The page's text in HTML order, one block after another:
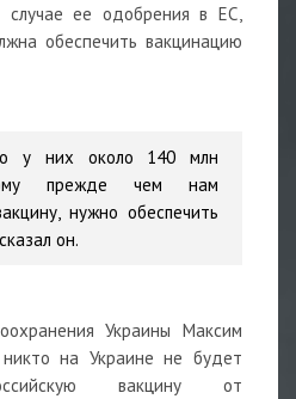
случае ее одобрения в ЕС,
обеспечить вакцинацию
у них около 140 млн
прежде чем нам
нужно обеспечить
он.
Украины Максим
на Украине не будет
вакцину от